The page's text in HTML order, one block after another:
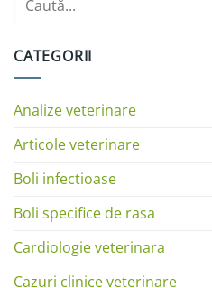
CATEGORII
Analize veterinare
Articole veterinare
Boli infectioase
Boli specifice de rasa
Cardiologie veterinara
Cazuri clinice veterinare